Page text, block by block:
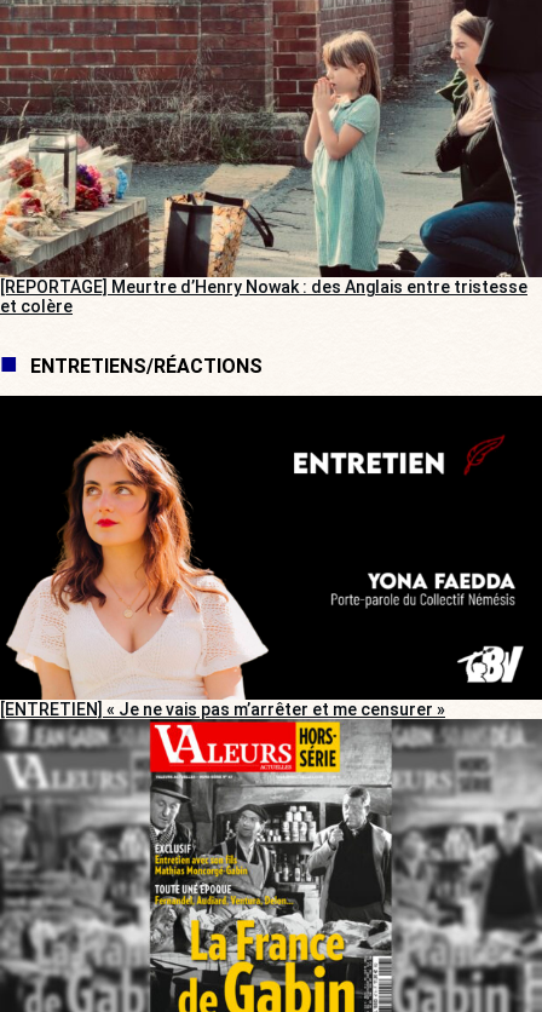
[REPORTAGE] Meurtre d’Henry Nowak : des Anglais entre tristesse
et colère
ENTRETIENS/RÉACTIONS
[ENTRETIEN] « Je ne vais pas m’arrêter et me censurer »